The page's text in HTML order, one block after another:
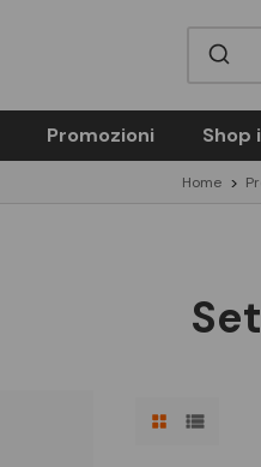
Promozioni Shop
Home